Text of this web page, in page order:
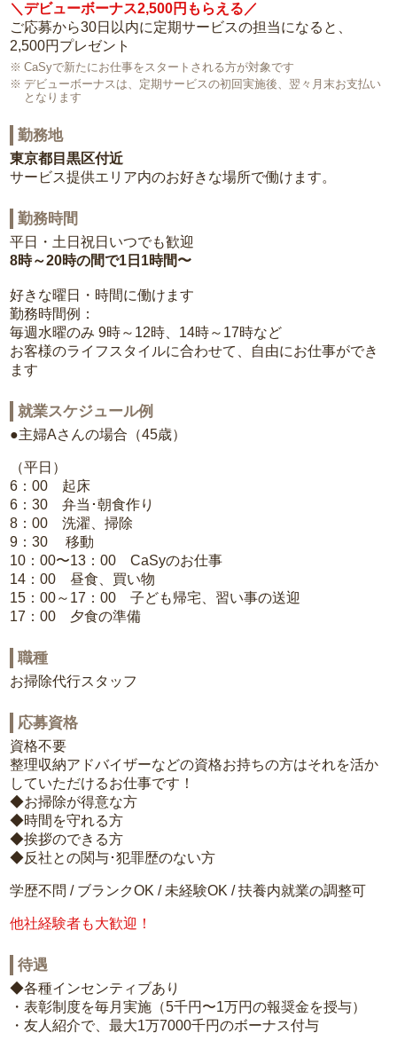
＼デビューボーナス2,500円もらえる／
ご応募から30日以内に定期サービスの担当になると、
2,500円プレゼント
CaSyで新たにお仕事をスタートされる方が対象です
デビューボーナスは、定期サービスの初回実施後、翌々月末お支払い
となります
勤務地
東京都目黒区付近
サービス提供エリア内のお好きな場所で働けます。
勤務時間
平日・土日祝日いつでも歓迎
8時～20時の間で1日1時間〜
好きな曜日・時間に働けます
勤務時間例：
毎週水曜のみ 9時～12時、14時～17時など
お客様のライフスタイルに合わせて、自由にお仕事ができ
ます
就業スケジュール例
●主婦Aさんの場合（45歳）
（平日）
6：00 起床
6：30 弁当･朝食作り
8：00 洗濯、掃除
9：30 移動
10：00〜13：00 CaSyのお仕事
14：00 昼食、買い物
15：00～17：00 子ども帰宅、習い事の送迎
17：00 夕食の準備
職種
お掃除代行スタッフ
応募資格
資格不要
整理収納アドバイザーなどの資格お持ちの方はそれを活か
していただけるお仕事です！
◆お掃除が得意な方
◆時間を守れる方
◆挨拶のできる方
◆反社との関与･犯罪歴のない方
学歴不問 / ブランクOK / 未経験OK / 扶養内就業の調整可
他社経験者も大歓迎！
待遇
◆各種インセンティブあり
・表彰制度を毎月実施（5千円〜1万円の報奨金を授与）
・友人紹介で、最大1万7000千円のボーナス付与